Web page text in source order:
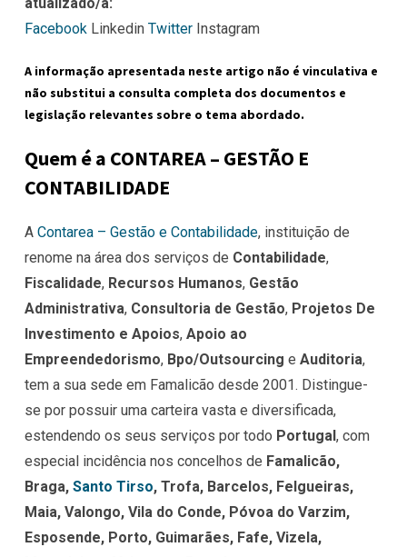
Facebook Linkedin Twitter Instagram
A informação apresentada neste artigo não é vinculativa e
não substitui a consulta completa dos documentos e
legislação relevantes sobre o tema abordado.
Quem é a CONTAREA – GESTÃO E
CONTABILIDADE
A Contarea – Gestão e Contabilidade, instituição de
renome na área dos serviços de Contabilidade,
Fiscalidade, Recursos Humanos, Gestão
Administrativa, Consultoria de Gestão, Projetos De
Investimento e Apoios, Apoio ao
Empreendedorismo, Bpo/Outsourcing e Auditoria,
tem a sua sede em Famalicão desde 2001. Distingue-
se por possuir uma carteira vasta e diversificada,
estendendo os seus serviços por todo Portugal, com
especial incidência nos concelhos de Famalicão,
Braga, Santo Tirso, Trofa, Barcelos, Felgueiras,
Maia, Valongo, Vila do Conde, Póvoa do Varzim,
Esposende, Porto, Guimarães, Fafe, Vizela,